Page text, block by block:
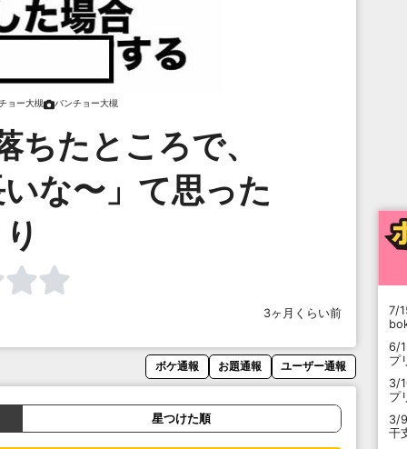
ョー大槻 バンチョー大槻
ちたところで、
な〜」て思った
り
3ヶ月くらい前
ボケ通報 お題通報 ユーザー通報
星つけた順
7/
6/
プ
3/
プ
3/9
干